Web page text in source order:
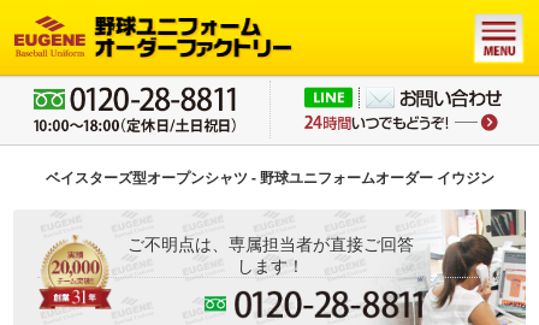
ベイスターズ型オープンシャツ - 野球ユニフォームオーダー イウジン
ご不明点は、専属担当者が直接ご回答
します！